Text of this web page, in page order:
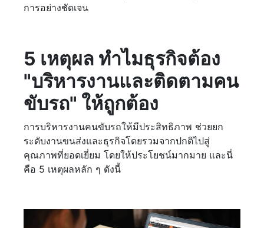
การอย่างชัดเจน
5 เหตุผล ทำไมธุรกิจต้อง
"บริหารงานและติดตามคน
ขับรถ" ให้ถูกต้อง
การบริหารงานคนขับรถให้มีประสิทธิภาพ ช่วยยก
ระดับงานขนส่งและธุรกิจโดยรวมจากปกติไปสู่
คุณภาพที่ยอดเยี่ยม โดยให้ประโยชน์มากมาย และนี่
คือ 5 เหตุผลหลัก ๆ ดังนี้